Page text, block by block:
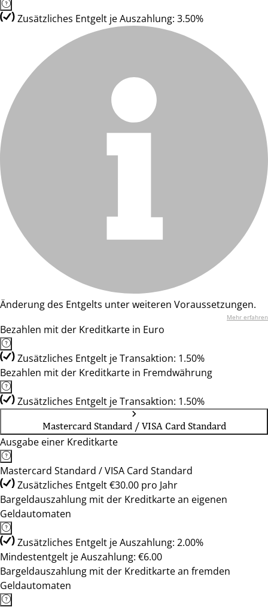
Zusätzliches Entgelt je Auszahlung: 3.50%
Änderung des Entgelts unter weiteren Voraussetzungen.
Mehr erfahren
Bezahlen mit der Kreditkarte in Euro
Zusätzliches Entgelt je Transaktion: 1.50%
Bezahlen mit der Kreditkarte in Fremdwährung
Zusätzliches Entgelt je Transaktion: 1.50%
Mastercard Standard / VISA Card Standard
Ausgabe einer Kreditkarte
Mastercard Standard / VISA Card Standard
Zusätzliches Entgelt €30.00 pro Jahr
Bargeldauszahlung mit der Kreditkarte an eigenen
Geldautomaten
Zusätzliches Entgelt je Auszahlung: 2.00%
Mindestentgelt je Auszahlung: €6.00
Bargeldauszahlung mit der Kreditkarte an fremden
Geldautomaten